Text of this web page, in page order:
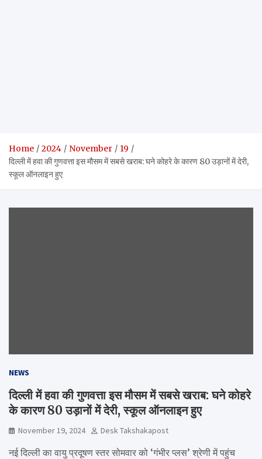
Home 2024 November
19
दिल्ली में हवा की गुणवत्ता इस मौसम में सबसे खराब: घने कोहरे के कारण 80 उड़ानों में देरी,
स्कूल ऑनलाइन हुए
NEWS
दिल्ली में हवा की गुणवत्ता इस मौसम में सबसे खराब: घने कोहरे
के कारण 80 उड़ानों में देरी, स्कूल ऑनलाइन हुए
November 19, 2024 Desk Takshakapost
नई दिल्ली का वायु प्रदूषण स्तर सोमवार को ‘गंभीर प्लस’ श्रेणी में पहुंच